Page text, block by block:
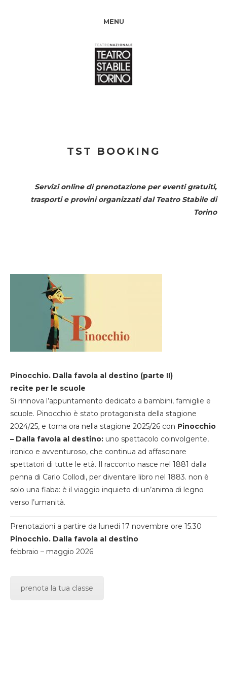
MENU
TST BOOKING
Servizi online di prenotazione per eventi gratuiti,
trasporti e provini organizzati dal Teatro Stabile di
Torino
Pinocchio. Dalla favola al destino (parte II)
recite per le scuole
Si rinnova l’appuntamento dedicato a bambini, famiglie e
scuole. Pinocchio è stato protagonista della stagione
2024/25, e torna ora nella stagione 2025/26 con Pinocchio
– Dalla favola al destino: uno spettacolo coinvolgente,
ironico e avventuroso, che continua ad affascinare
spettatori di tutte le età. Il racconto nasce nel 1881 dalla
penna di Carlo Collodi, per diventare libro nel 1883. non è
solo una fiaba: è il viaggio inquieto di un’anima di legno
verso l’umanità.
Prenotazioni a partire da lunedi 17 novembre ore 15.30
Pinocchio. Dalla favola al destino
febbraio – maggio 2026
prenota la tua classe